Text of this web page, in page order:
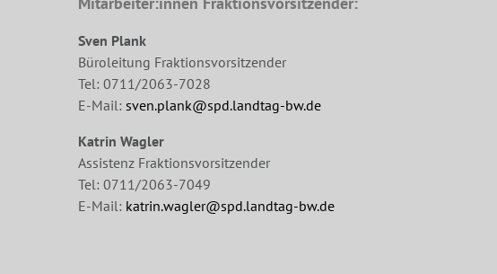
Sven Plank
Büroleitung Fraktionsvorsitzender
Tel: 0711/2063-7028
E-Mail: sven.plank@spd.landtag-bw.de
Katrin Wagler
Assistenz Fraktionsvorsitzender
Tel: 0711/2063-7049
E-Mail: katrin.wagler@spd.landtag-bw.de